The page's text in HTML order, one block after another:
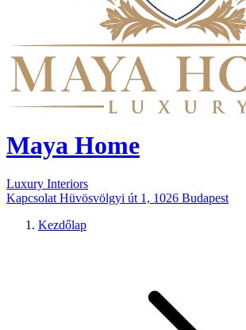
Maya Home
Luxury Interiors
Kapcsolat Hüvösvölgyi út 1, 1026 Budapest
Kezdőlap